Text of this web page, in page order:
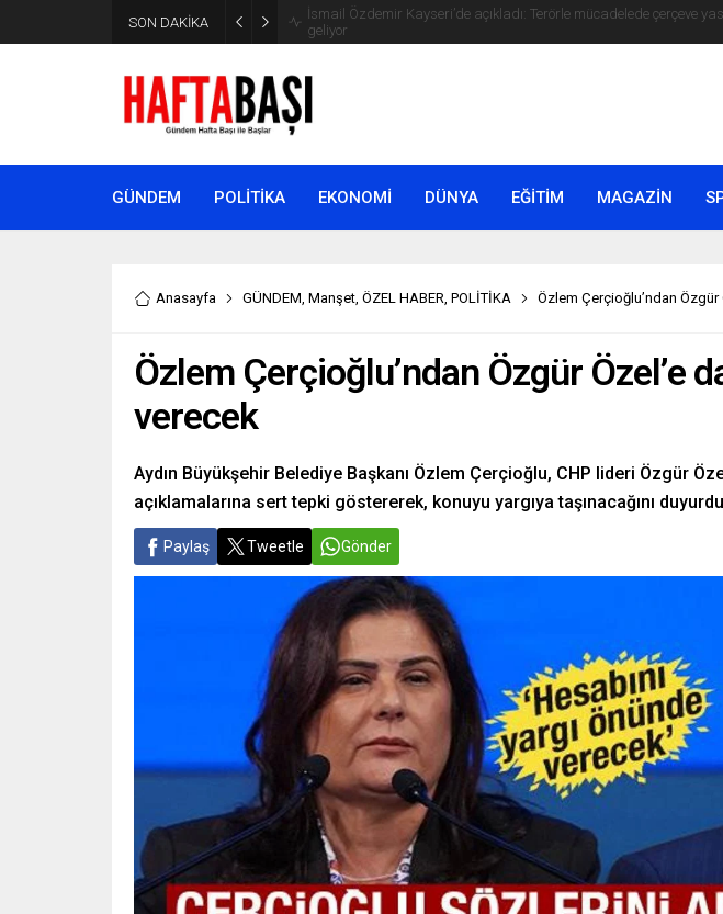
SON DAKİKA Süleyman Soylu ‘çok korktum’ deyip ilk kez açıkladı: En büyük tehdit
GÜNDEM POLİTİKA EKONOMİ DÜNYA EĞİTİM MAGAZİN
Anasayfa GÜNDEM, Manşet, ÖZEL HABER, POLİTİKA Özlem Çerçioğlu’ndan Özgür
Özlem Çerçioğlu’ndan Özgür Özel’e
verecek
Aydın Büyükşehir Belediye Başkanı Özlem Çerçioğlu, CHP lideri Özgür
açıklamalarına sert tepki göstererek, konuyu yargıya taşınacağını
Paylaş Tweetle Gönder